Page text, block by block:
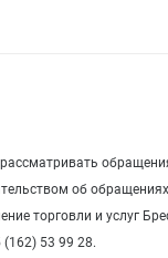
об
торговли и услуг
53 99 28.